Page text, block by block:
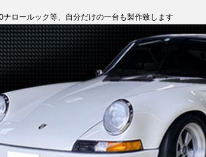
ロールック等、自分だけの一台も製作致します